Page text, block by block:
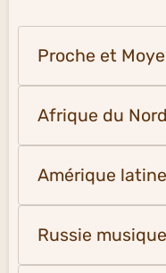
Proche et
Afrique du
Amérique
Russie musique